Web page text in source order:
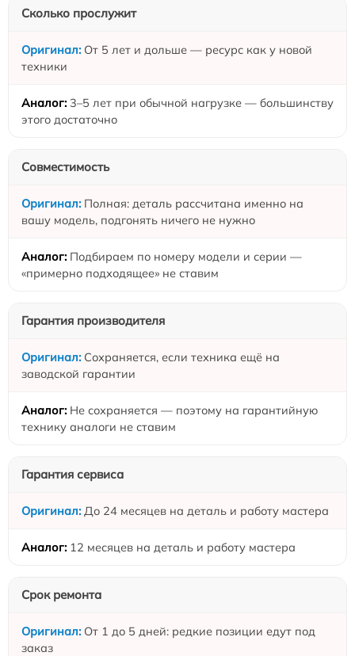
Сколько прослужит
От 5 лет и дольше — ресурс как у новой
техники
3–5 лет при обычной нагрузке — большинству
этого достаточно
Совместимость
Полная: деталь рассчитана именно на
вашу модель, подгонять ничего не нужно
Подбираем по номеру модели и серии —
«примерно подходящее» не ставим
Гарантия производителя
Сохраняется, если техника ещё на
заводской гарантии
Не сохраняется — поэтому на гарантийную
технику аналоги не ставим
Гарантия сервиса
До 24 месяцев на деталь и работу мастера
12 месяцев на деталь и работу мастера
Срок ремонта
От 1 до 5 дней: редкие позиции едут под
заказ